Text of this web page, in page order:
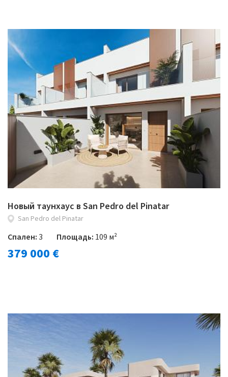
Новый таунхаус в San Pedro del Pinatar
San Pedro del Pinatar
Спален:3 Площадь: 109 м²
379 000 €